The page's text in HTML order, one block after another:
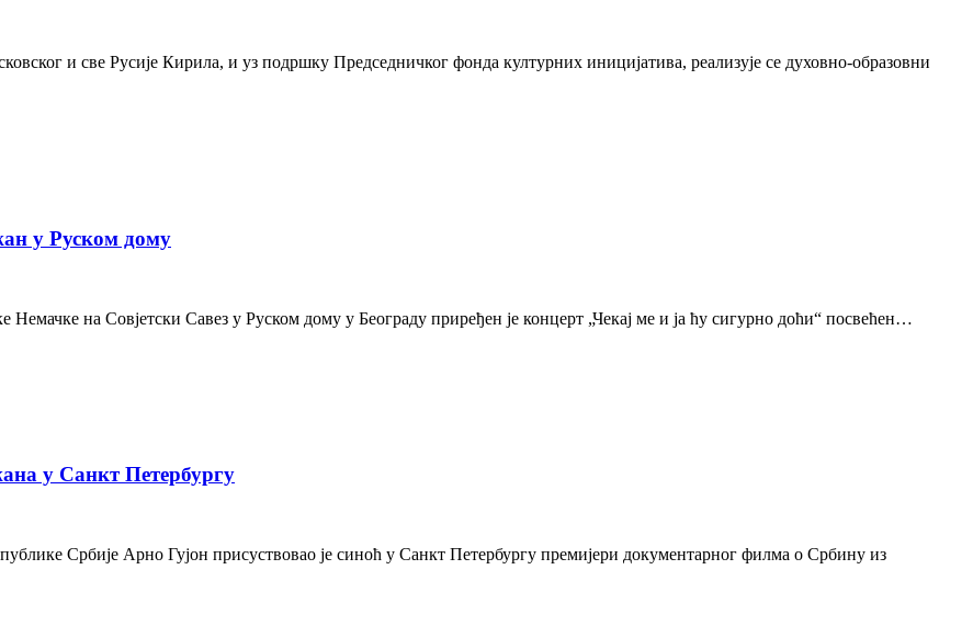
и све Русије Кирила, и уз подршку Председничког фонда културних иницијатива, реализује се духовно-образовни
у Руском дому
на Совјетски Савез у Руском дому у Београду приређен је концерт „Чекај ме и ја ћу сигурно доћи“ посвећен…
у Санкт Петербургу
Србије Арно Гујон присуствовао је синоћ у Санкт Петербургу премијери документарног филма о Србину из